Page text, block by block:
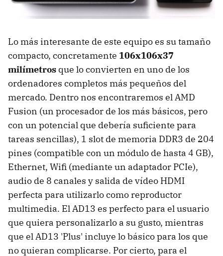
Lo más interesante de este equipo es su tamaño
compacto, concretamente 106x106x37
milímetros que lo convierten en uno de los
ordenadores completos más pequeños del
mercado. Dentro nos encontraremos el AMD
Fusion (un procesador de los más básicos, pero
con un potencial que debería suficiente para
tareas sencillas), 1 slot de memoria DDR3 de 204
pines (compatible con un módulo de hasta 4 GB),
Ethernet, Wifi (mediante un adaptador PCIe),
audio de 8 canales y salida de vídeo HDMI
perfecta para utilizarlo como reproductor
multimedia. El AD13 es perfecto para el usuario
que quiera personalizarlo a su gusto, mientras
que el AD13 'Plus' incluye lo básico para los que
no quieran complicarse. Por cierto, para el